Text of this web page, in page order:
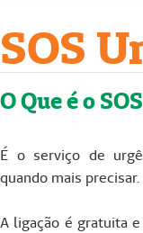
SOS
O Que é o
É o serviço de
quando mais precisar.
A ligação é gratuita